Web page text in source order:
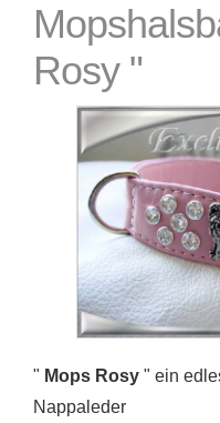
Rosy "
" Mops Rosy " ein
Nappaleder